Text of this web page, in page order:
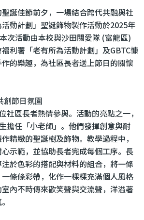
誕佳節前夕，一場結合跨代共融與社
動計劃」聖誕飾物製作活動於2025年
次活動由本校與沙田關愛隊 (富龍區)
利署「老有所為活動計劃」及GBTC慷
的樂趣，為社區長者送上節日的關懷
創節日氛圍
社區長者熱情參與。活動的亮點之一，
擔任「小老師」。他們發揮創意與耐
精緻的聖誕樹及飾物。教學過程中，
示範，並協助長者完成每個工序。長
於色彩的搭配與材料的組合，將一條
條條彩帶，化作一棵棵充滿個人風格
內不時傳來歡笑聲與交流聲，洋溢著